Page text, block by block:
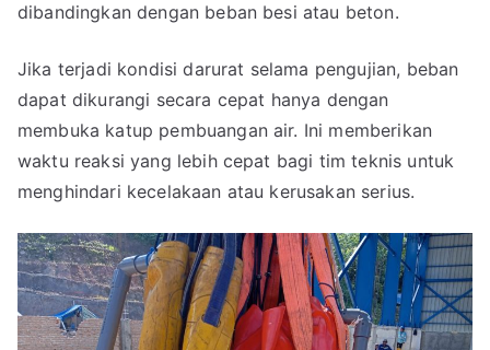
dibandingkan dengan beban besi atau beton.
Jika terjadi kondisi darurat selama pengujian, beban
dapat dikurangi secara cepat hanya dengan
membuka katup pembuangan air. Ini memberikan
waktu reaksi yang lebih cepat bagi tim teknis untuk
menghindari kecelakaan atau kerusakan serius.